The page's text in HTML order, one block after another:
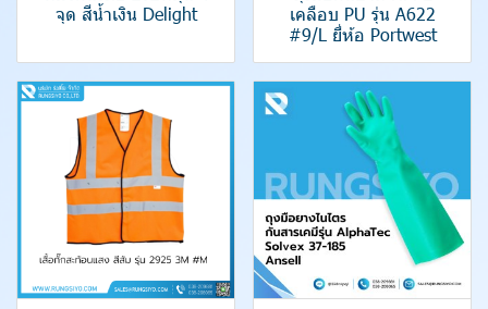
จุด สีน้ำเงิน Delight
เคลือบ PU รุ่น A622
#9/L ยี่ห้อ Portwest